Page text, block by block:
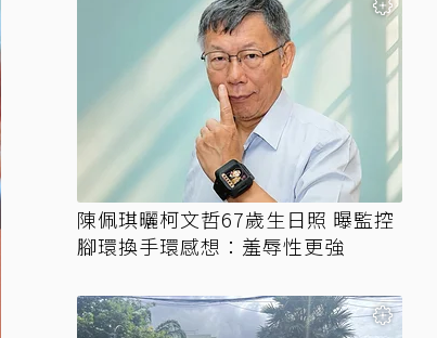
陳佩琪曬柯文哲67歲生日照 曝監控
腳環換手環感想：羞辱性更強